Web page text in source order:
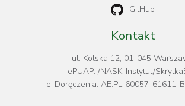
GitHub
Kontakt
ul. Kolska 12, 01-045
ePUAP: /NASK-Instytut/
e-Doręczenia: AE:PL-60057-61611-